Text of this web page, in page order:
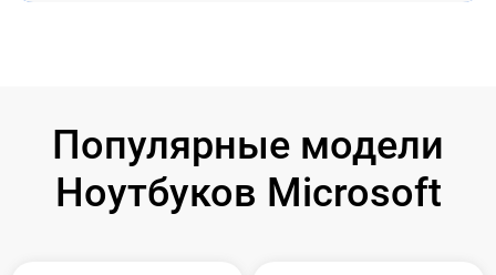
Популярные модели
Ноутбуков Microsoft